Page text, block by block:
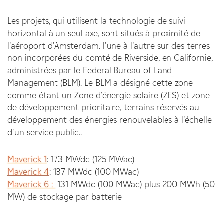
Les projets, qui utilisent la technologie de suivi
horizontal à un seul axe, sont situés à proximité de
l'aéroport d'Amsterdam. l'une à l'autre sur des terres
non incorporées du comté de Riverside, en Californie,
administrées par le Federal Bureau of Land
Management (BLM). Le BLM a désigné cette zone
comme étant un Zone d'énergie solaire (ZES) et zone
de développement prioritaire, terrains réservés au
développement des énergies renouvelables à l'échelle
d'un service public..
Maverick 1: 173 MWdc (125 MWac)
Maverick 4: 137 MWdc (100 MWac)
Maverick 6 : 131 MWdc (100 MWac) plus 200 MWh (50
MW) de stockage par batterie